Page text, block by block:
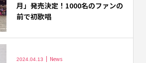
月」発売決定！1000名のファンの
前で初歌唱
2024.04.13 News